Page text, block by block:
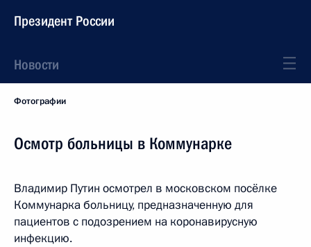
Президент России
Новости
Фотографии
Осмотр больницы в Коммунарке
Владимир Путин осмотрел в московском посёлке
Коммунарка больницу, предназначенную для
пациентов с подозрением на коронавирусную
инфекцию.